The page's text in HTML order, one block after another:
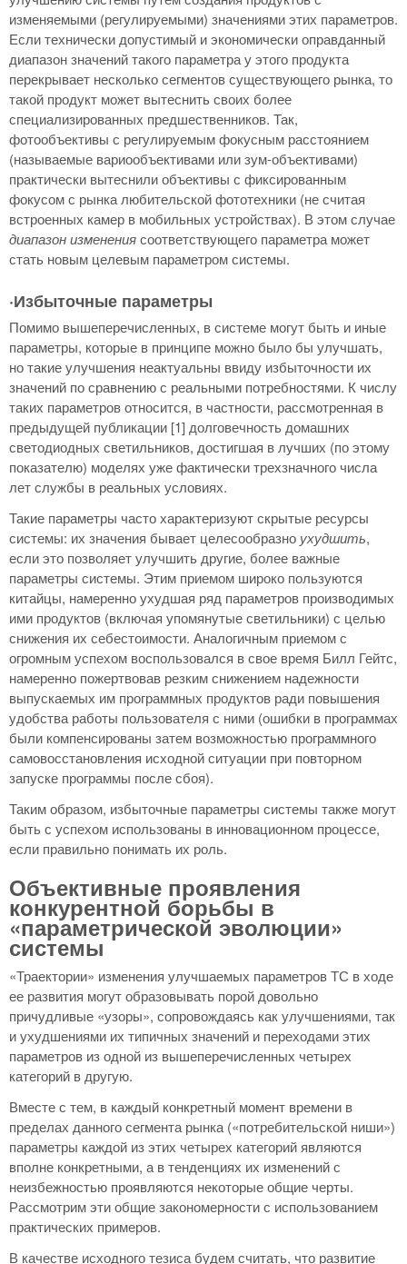
изменяемыми (регулируемыми) значениями этих параметров.
Если технически допустимый и экономически оправданный
диапазон значений такого параметра у этого продукта
перекрывает несколько сегментов существующего рынка, то
такой продукт может вытеснить своих более
специализированных предшественников. Так,
фотообъективы с регулируемым фокусным расстоянием
(называемые вариообъективами или зум-объективами)
практически вытеснили объективы с фиксированным
фокусом с рынка любительской фототехники (не считая
встроенных камер в мобильных устройствах). В этом случае
диапазон изменениясоответствующего параметра может
стать новым целевым параметром системы.
·Избыточные параметры
Помимо вышеперечисленных, в системе могут быть и иные
параметры, которые в принципе можно было бы улучшать,
но такие улучшения неактуальны ввиду избыточности их
значений по сравнению с реальными потребностями. К числу
таких параметров относится, в частности, рассмотренная в
предыдущей публикации [1] долговечность домашних
светодиодных светильников, достигшая в лучших (по этому
показателю) моделях уже фактически трехзначного числа
лет службы в реальных условиях.
Такие параметры часто характеризуют скрытые ресурсы
системы: их значения бывает целесообразно ухудшить,
если это позволяет улучшить другие, более важные
параметры системы. Этим приемом широко пользуются
китайцы, намеренно ухудшая ряд параметров производимых
ими продуктов (включая упомянутые светильники) с целью
снижения их себестоимости. Аналогичным приемом с
огромным успехом воспользовался в свое время Билл Гейтс,
намеренно пожертвовав резким снижением надежности
выпускаемых им программных продуктов ради повышения
удобства работы пользователя с ними (ошибки в программах
были компенсированы затем возможностью программного
самовосстановления исходной ситуации при повторном
запуске программы после сбоя).
Таким образом, избыточные параметры системы также могут
быть с успехом использованы в инновационном процессе,
если правильно понимать их роль.
Объективные проявления
конкурентной борьбы в
«параметрической эволюции»
системы
«Траектории» изменения улучшаемых параметров ТС в ходе
ее развития могут образовывать порой довольно
причудливые «узоры», сопровождаясь как улучшениями, так
и ухудшениями их типичных значений и переходами этих
параметров из одной из вышеперечисленных четырех
категорий в другую.
Вместе с тем, в каждый конкретный момент времени в
пределах данного сегмента рынка («потребительской ниши»)
параметры каждой из этих четырех категорий являются
вполне конкретными, а в тенденциях их изменений с
неизбежностью проявляются некоторые общие черты.
Рассмотрим эти общие закономерности с использованием
практических примеров.
В качестве исходного тезиса будем считать, что развитие